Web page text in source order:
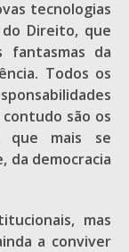
tecnologias
Direito, que
fantasmas da
Todos os
são os
que mais se
da democracia
mas
a conviver